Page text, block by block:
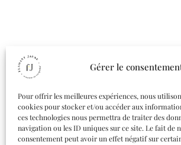
Gérer le
Pour offrir les meilleures expériences, nous
cookies pour stocker et/ou accéder aux
ces technologies nous permettra de traiter des
navigation ou les ID uniques sur ce site. Le fait de
consentement peut avoir un effet négatif sur